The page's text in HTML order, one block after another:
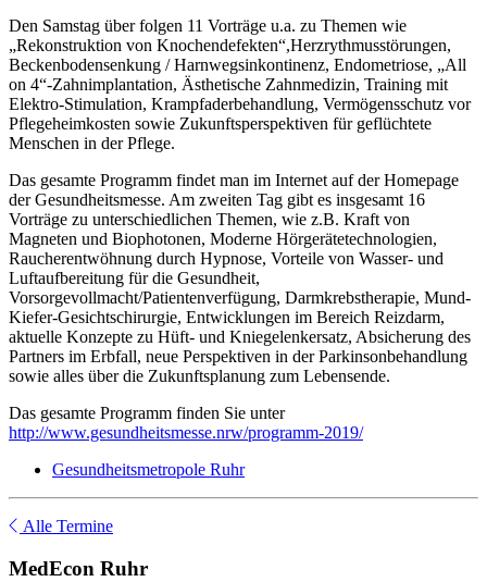
Den Samstag über folgen 11 Vorträge u.a. zu Themen wie
„Rekonstruktion von Knochendefekten“,Herzrythmusstörungen,
Beckenbodensenkung / Harnwegsinkontinenz, Endometriose, „All
on 4“-Zahnimplantation, Ästhetische Zahnmedizin, Training mit
Elektro-Stimulation, Krampfaderbehandlung, Vermögensschutz vor
Pflegeheimkosten sowie Zukunftsperspektiven für geflüchtete
Menschen in der Pflege.
Das gesamte Programm findet man im Internet auf der Homepage
der Gesundheitsmesse. Am zweiten Tag gibt es insgesamt 16
Vorträge zu unterschiedlichen Themen, wie z.B. Kraft von
Magneten und Biophotonen, Moderne Hörgerätetechnologien,
Raucherentwöhnung durch Hypnose, Vorteile von Wasser- und
Luftaufbereitung für die Gesundheit,
Vorsorgevollmacht/Patientenverfügung, Darmkrebstherapie, Mund-
Kiefer-Gesichtschirurgie, Entwicklungen im Bereich Reizdarm,
aktuelle Konzepte zu Hüft- und Kniegelenkersatz, Absicherung des
Partners im Erbfall, neue Perspektiven in der Parkinsonbehandlung
sowie alles über die Zukunftsplanung zum Lebensende.
Das gesamte Programm finden Sie unter
http://www.gesundheitsmesse.nrw/programm-2019/
Gesundheitsmetropole Ruhr
Alle Termine
MedEcon Ruhr